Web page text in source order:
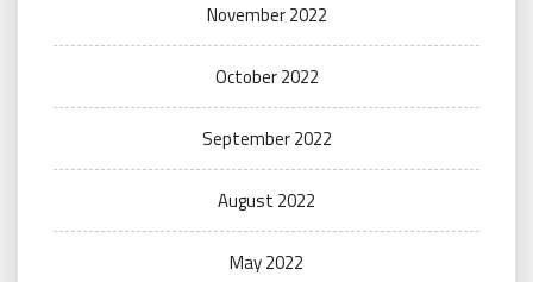
November 2022
October 2022
September 2022
August 2022
May 2022